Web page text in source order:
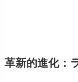
革新的進化：